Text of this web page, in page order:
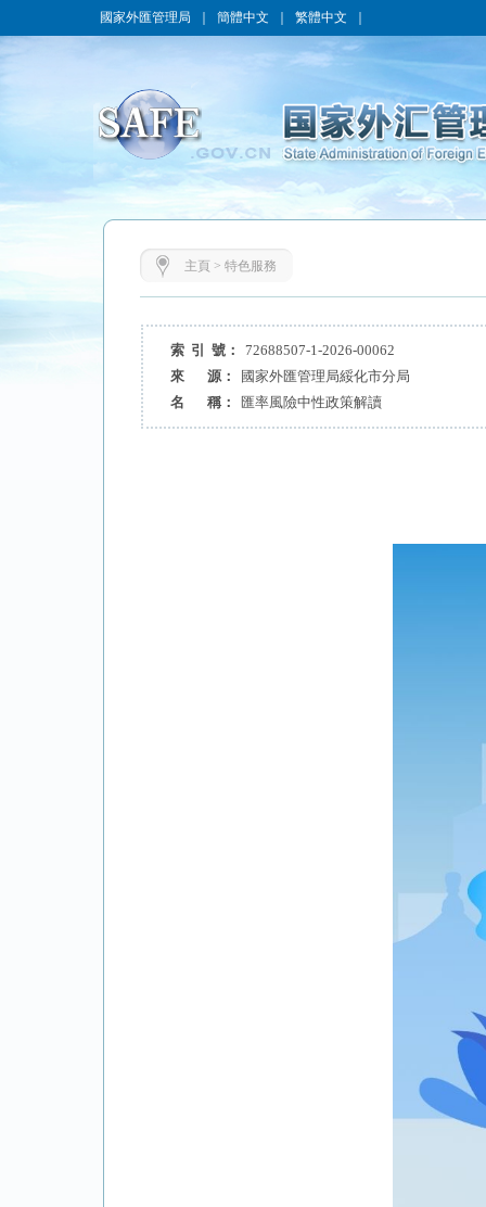
國家外匯管理局 簡體中文 繁體中文
主頁 > 特色服務
索 引 號：
72688507-1-2026-00062
來 源：
國家外匯管理局綏化市分局
名 稱：
匯率風險中性政策解讀